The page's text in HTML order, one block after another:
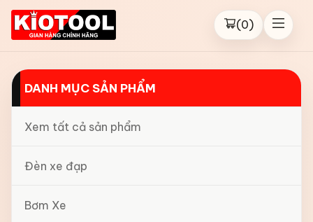
(0)
DANH MỤC SẢN PHẨM
Xem tất cả sản phẩm
Đèn xe đạp
Bơm Xe